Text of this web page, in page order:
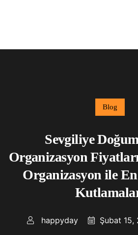
Blog
Sevgiliye
Organizasyon
Organizasyon ile
happyday Şubat 15,